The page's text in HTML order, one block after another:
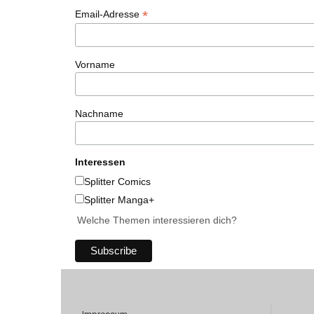
Email-Adresse *
Vorname
Nachname
Interessen
Splitter Comics
Splitter Manga+
Welche Themen interessieren dich?